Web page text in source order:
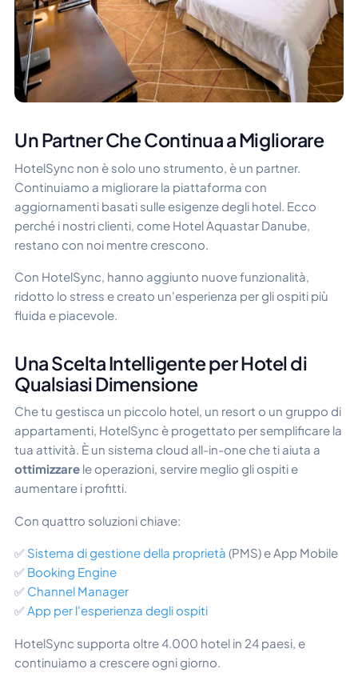
Un Partner Che Continua a Migliorare
HotelSync non è solo uno strumento, è un partner.
Continuiamo a migliorare la piattaforma con
aggiornamenti basati sulle esigenze degli hotel. Ecco
perché i nostri clienti, come Hotel Aquastar Danube,
restano con noi mentre crescono.
Con HotelSync, hanno aggiunto nuove funzionalità,
ridotto lo stress e creato un'esperienza per gli ospiti più
fluida e piacevole.
Una Scelta Intelligente per Hotel di
Qualsiasi Dimensione
Che tu gestisca un piccolo hotel, un resort o un gruppo di
appartamenti, HotelSync è progettato per semplificare la
tua attività. È un sistema cloud all-in-one che ti aiuta a
ottimizzare le operazioni, servire meglio gli ospiti e
aumentare i profitti.
Con quattro soluzioni chiave:
✅ Sistema di gestione della proprietà (PMS) e App Mobile
✅ Booking Engine
✅ Channel Manager
✅App per l'esperienza degli ospiti
HotelSync supporta oltre 4.000 hotel in 24 paesi, e
continuiamo a crescere ogni giorno.